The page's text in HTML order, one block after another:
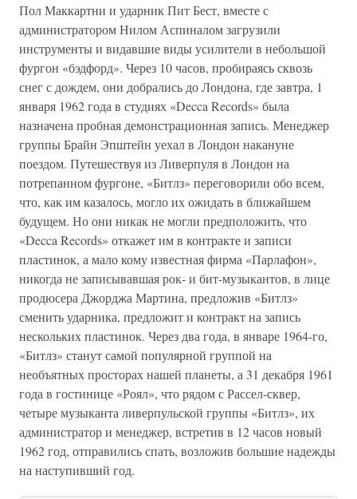
Пол Маккартни и ударник Пит Бест, вместе с
администратором Нилом Аспиналом загрузили
инструменты и видавшие виды усилители в небольшой
фургон «бэдфорд». Через 10 часов, пробираясь сквозь
снег с дождем, они добрались до Лондона, где завтра, 1
января 1962 года в студиях «Decca Records» была
назначена пробная демонстрационная запись. Менеджер
группы Брайн Эпштейн уехал в Лондон накануне
поездом. Путешествуя из Ливерпуля в Лондон на
потрепанном фургоне, «Битлз» переговорили обо всем,
что, как им казалось, могло их ожидать в ближайшем
будущем. Но они никак не могли предположить, что
«Decca Records» откажет им в контракте и записи
пластинок, а мало кому известная фирма «Парлафон»,
никогда не записывавшая рок- и бит-музыкантов, в лице
продюсера Джорджа Мартина, предложив «Битлз»
сменить ударника, предложит и контракт на запись
нескольких пластинок. Через два года, в январе 1964-го,
«Битлз» станут самой популярной группой на
необъятных просторах нашей планеты, а 31 декабря 1961
года в гостинице «Роял», что рядом с Рассел-сквер,
четыре музыканта ливерпульской группы «Битлз», их
администратор и менеджер, встретив в 12 часов новый
1962 год, отправились спать, возложив большие надежды
на наступивший год.